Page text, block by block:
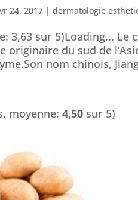
24, 2017 |dermatologie
3,63 sur 5)Loading...
originaire du sud de
nom chinois,
moyenne:4,50 sur 5)